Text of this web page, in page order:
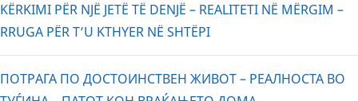
KËRKIMI PËR NJË JETË TË DENJË – REALITETI NË MËRGIM –
RRUGA PËR T’U KTHYER NË SHTËPI
ПОТРАГА ПО ДОСТОИНСТВЕН ЖИВОТ – РЕАЛНОСТА ВО